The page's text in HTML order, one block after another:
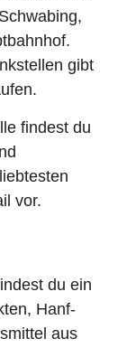
gibt
findest du
vor.
du ein
Hanf-
aus